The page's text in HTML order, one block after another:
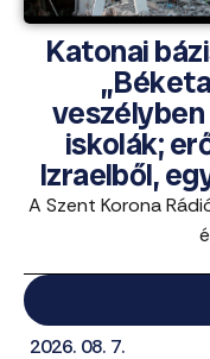
Katonai
iskolák;
Izraelből,
A Szent Korona
2026. 08. 7.